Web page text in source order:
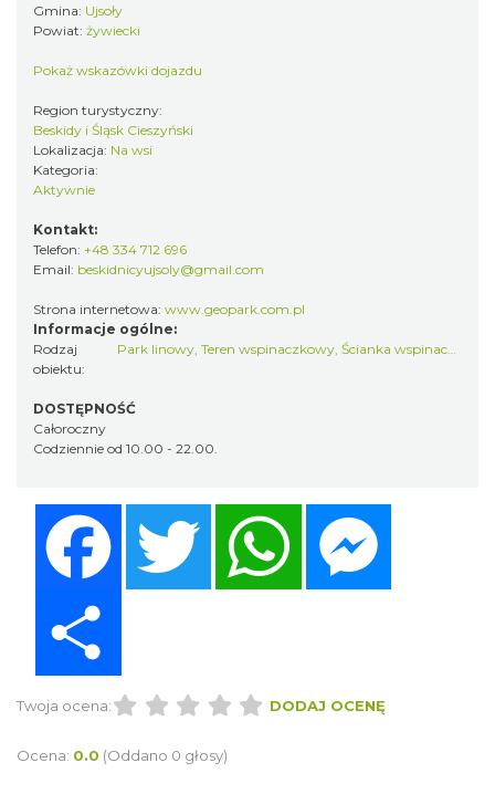
Gmina: Ujsoły
Powiat: żywiecki
Pokaż wskazówki dojazdu
Region turystyczny:
Beskidy i Śląsk Cieszyński
Lokalizacja: Na wsi
Kategoria:
Aktywnie
Kontakt:
Telefon: +48 334 712 696
Email: beskidnicyujsoly@gmail.com
Strona internetowa: www.geopark.com.pl
Informacje ogólne:
Rodzaj
obiektu:
Park linowy ,Teren wspinaczkowy ,Ścianka wspinaczkowa
DOSTĘPNOŚĆ
Całoroczny
Codziennie od 10.00 - 22.00.
Twitter WhatsApp
Twoja ocena: DODAJ OCENĘ
Ocena: 0.0 (Oddano 0 głosy)